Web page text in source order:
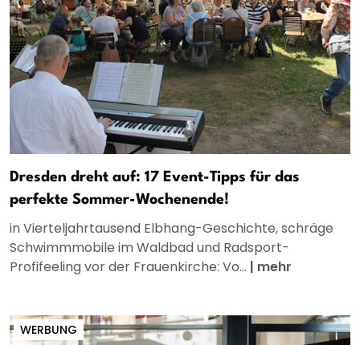
Dresden dreht auf: 17 Event-Tipps für das
perfekte Sommer-Wochenende!
in Vierteljahrtausend Elbhang-Geschichte, schräge
Schwimmmobile im Waldbad und Radsport-
Profifeeling vor der Frauenkirche: Vo... | mehr
WERBUNG